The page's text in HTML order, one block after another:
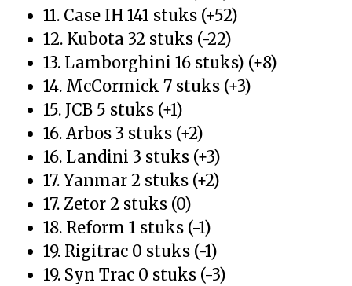
11. Case IH 141 stuks (+52)
12. Kubota 32 stuks (-22)
13. Lamborghini 16 stuks) (+8)
14. McCormick 7 stuks (+3)
15. JCB 5 stuks (+1)
16. Arbos 3 stuks (+2)
16. Landini 3 stuks (+3)
17. Yanmar 2 stuks (+2)
17. Zetor 2 stuks (0)
18. Reform 1 stuks (-1)
19. Rigitrac 0 stuks (-1)
19. Syn Trac 0 stuks (-3)